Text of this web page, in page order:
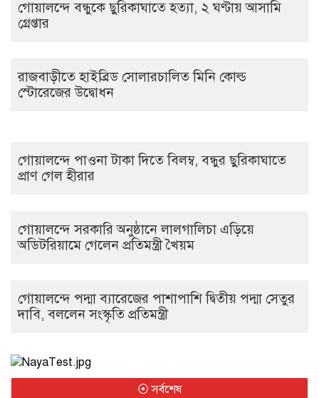
গোয়ালন্দে বন্ধুকে ছুরিকাঘাতে হত্যা, ২ ঘণ্টায় আসামি
গ্রেপ্তার
রাজবাড়ীতে হাইব্রিড সোলারচালিত মিনি কোল্ড
স্টোরেজের উদ্বোধন
গোয়ালন্দে পাওনা টাকা দিতে বিলম্ব, বন্ধুর ছুরিকাঘাতে
প্রাণ গেল হীরার
গোয়ালন্দে সরকারি অনুষ্ঠানে লালগালিচা এড়িয়ে
অডিটরিয়ামে গেলেন প্রতিমন্ত্রী খৈয়ম
গোয়ালন্দে পদ্মা ব্যারেজের পাশাপাশি দ্বিতীয় পদ্মা সেতুর
দাবি, বললেন সংস্কৃতি প্রতিমন্ত্রী
⦿ সর্বশেষ